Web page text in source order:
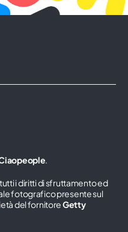
.
i diritti di sfruttamento ed
fotografico presente sul
del fornitoreGetty